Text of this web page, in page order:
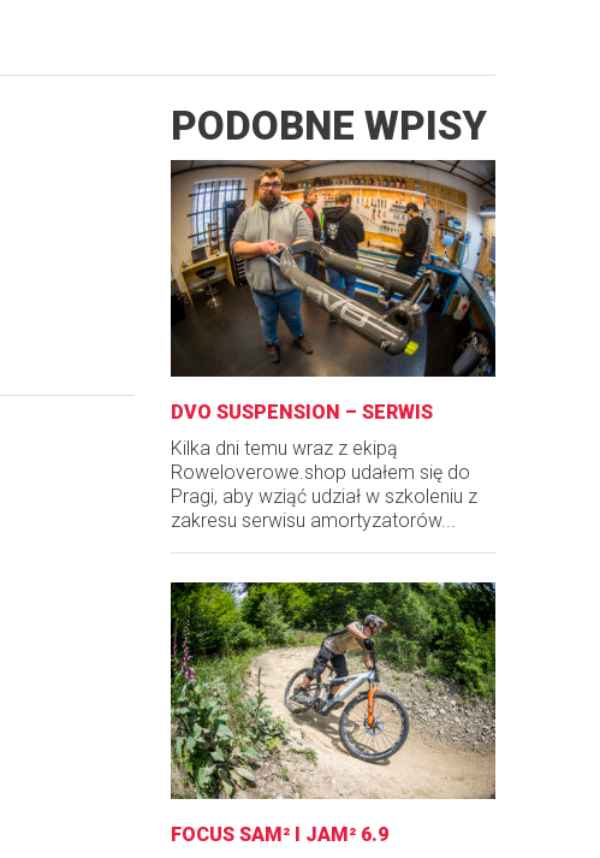
PODOBNE WPISY
DVO SUSPENSION – SERWIS
Kilka dni temu wraz z ekipą
Roweloverowe.shop udałem się do
Pragi, aby wziąć udział w szkoleniu z
zakresu serwisu amortyzatorów...
FOCUS SAM² I JAM² 6.9